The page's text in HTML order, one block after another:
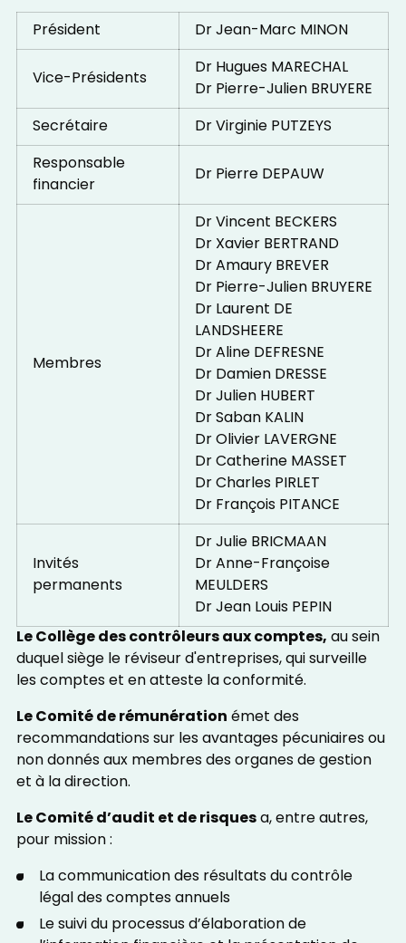
Président
Dr Jean-Marc MINON
Vice-Présidents
Dr Hugues MARECHAL
Dr Pierre-Julien BRUYERE
Secrétaire
Dr Virginie PUTZEYS
Responsable
financier
Dr Pierre DEPAUW
Membres
Dr Vincent BECKERS
Dr Xavier BERTRAND
Dr Amaury BREVER
Dr Pierre-Julien BRUYERE
Dr Laurent DE
LANDSHEERE
Dr Aline DEFRESNE
Dr Damien DRESSE
Dr Julien HUBERT
Dr Saban KALIN
Dr Olivier LAVERGNE
Dr Catherine MASSET
Dr Charles PIRLET
Dr François PITANCE
Invités
permanents
Dr Julie BRICMAAN
Dr Anne-Françoise
MEULDERS
Dr Jean Louis PEPIN
Le Collège des contrôleurs aux comptes,au sein
duquel siège le réviseur d'entreprises, qui surveille
les comptes et en atteste la conformité.
Le Comité de rémunérationémet des
recommandations sur les avantages pécuniaires ou
non donnés aux membres des organes de gestion
et à la direction.
Le Comité d’audit et de risquesa, entre autres,
pour mission :
La communication des résultats du contrôle
légal des comptes annuels
Le suivi du processus d’élaboration de